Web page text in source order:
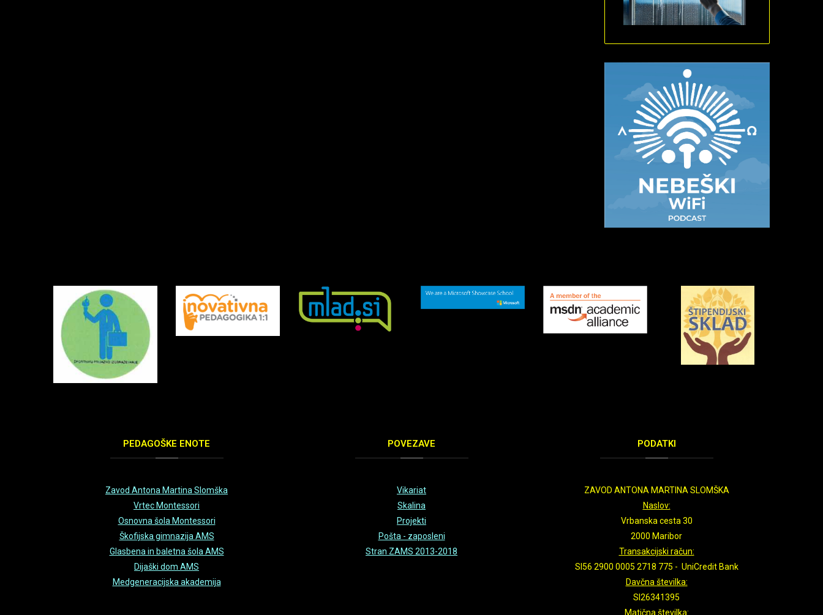
PEDAGOŠKE ENOTE
Zavod Antona Martina Slomška
Vrtec Montessori
Osnovna šola Montessori
Škofijska gimnazija AMS
Glasbena in baletna šola AMS
Dijaški dom AMS
Medgeneracijska akademija
POVEZAVE
Vikariat
Skalina
Projekti
Pošta - zaposleni
Stran ZAMS 2013-2018
PODATKI
ZAVOD ANTONA MARTINA SLOMŠKA
Naslov:
Vrbanska cesta 30
2000 Maribor
Transakcijski račun:
SI56 2900 0005 2718 775 - UniCredit Bank
Davčna številka:
SI26341395
Matična številka: